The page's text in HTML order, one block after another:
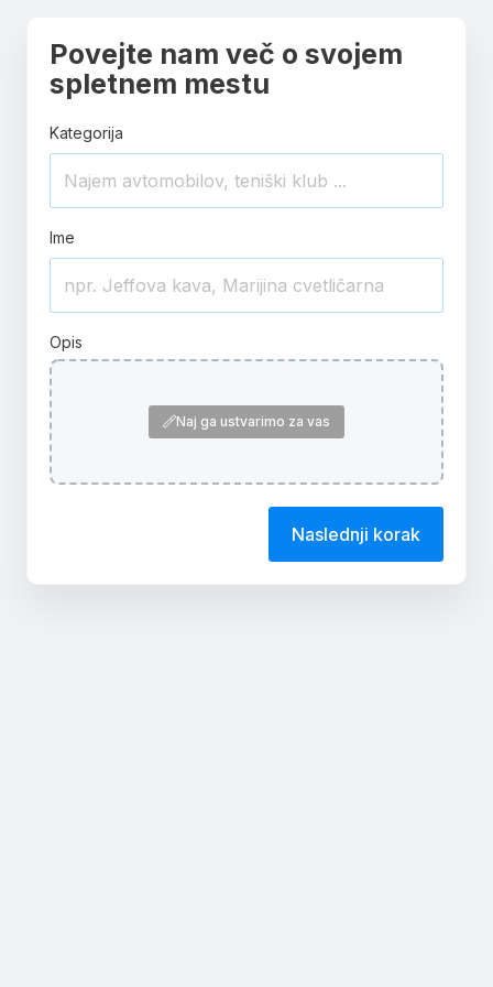
Povejte nam več o svojem
spletnem mestu
Kategorija
Ime
Opis
Naj ga ustvarimo za vas
Naslednji korak